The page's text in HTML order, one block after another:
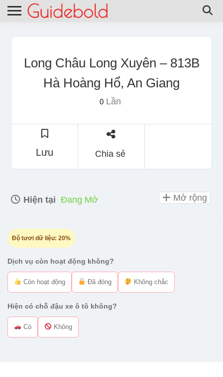
Long Châu Long Xuyên – 813B
Hà Hoàng Hổ, An Giang
0Lần
Lưu Chia sẻ
Hiện tại Đang Mở
Độ tươi dữ liệu: 20%
Dịch vụ còn hoạt động không?
Còn hoạt động Đã đóng Không chắc
Hiện có chỗ đậu xe ô tô không?
Có Không
Mở rộng